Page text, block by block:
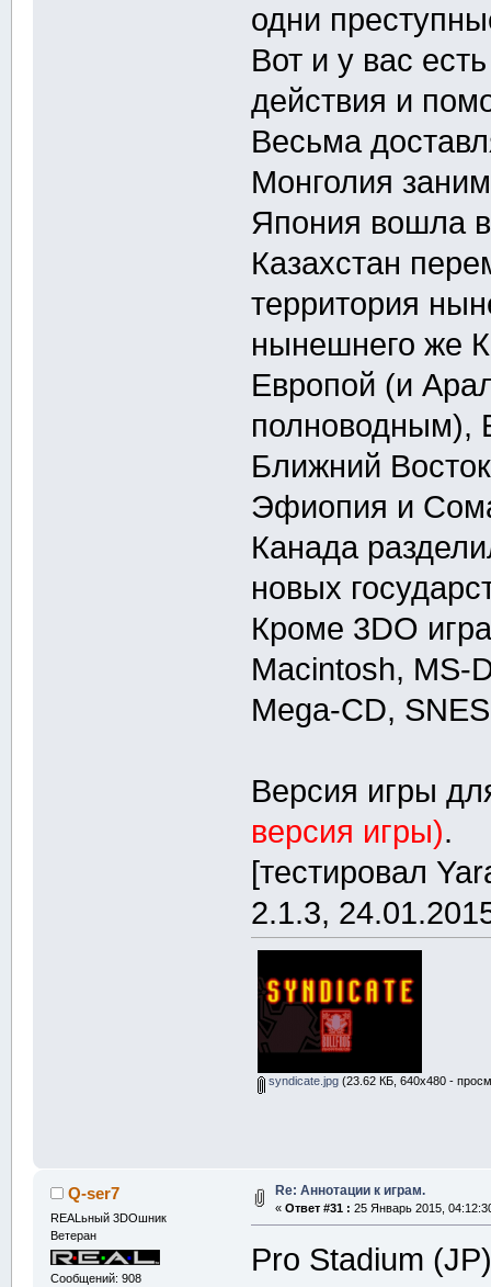
одни
Вот и у вас
действия и
Весьма
Монголия
Япония вошла
Казахстан
территория
нынешнего же
Европой (и
полноводным),
Ближний
Эфиопия и
Канада
новых
Кроме 3DO
Macintosh, MS-
Mega-CD,
Версия игры
версия игры).
[тестировал
2.1.3,
syndicate.jpg(23.62 КБ, 640x480 -
Q-ser7
REALьный 3DOшник
Ветеран
Сообщений: 908
Re: Аннотации к играм.
« Ответ #31 : 25 Январь 2015,
Pro Stadium